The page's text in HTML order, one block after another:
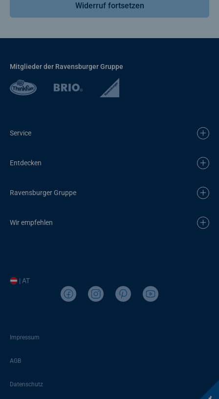
Widerruf fortsetzen
Mitglieder der Ravensburger Gruppe
Service
Entdecken
Ravensburger Gruppe
Wir empfehlen
| AT
Impressum
AGB
Datenschutz